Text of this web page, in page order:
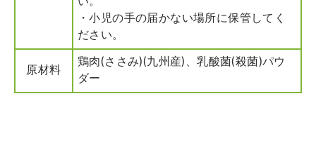
・小児の手の届かない場所に保管してく
ださい。
原材料
鶏肉(ささみ)(九州産)、乳酸菌(殺菌)パウ
ダー